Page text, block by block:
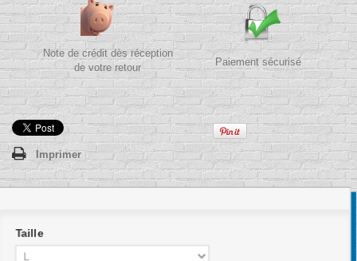
Note de crédit dès réception
de votre retour
Paiement sécurisé
Imprimer
Taille